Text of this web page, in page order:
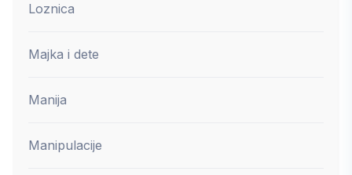
Loznica
Majka i dete
Manija
Manipulacije